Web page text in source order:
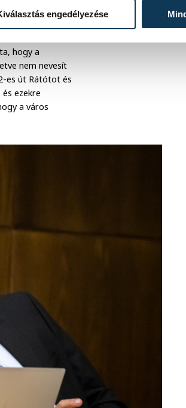
engedélyezése
bontott
hogy a
nem nevesít
es út Rátótot és
ezekre
a város